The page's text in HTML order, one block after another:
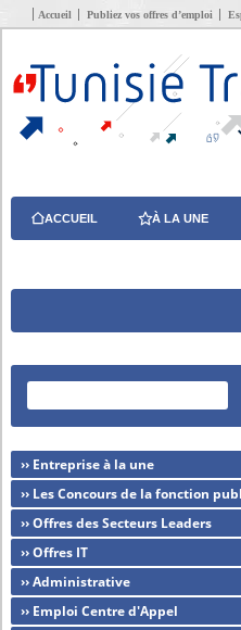
Accueil Publiez vos offres d’emploi
ACCUEIL À LA UNE
›› Entreprise à la une
›› Les Concours de la fonction
›› Offres des Secteurs Leaders
›› Offres IT
›› Administrative
›› Emploi Centre d'Appel